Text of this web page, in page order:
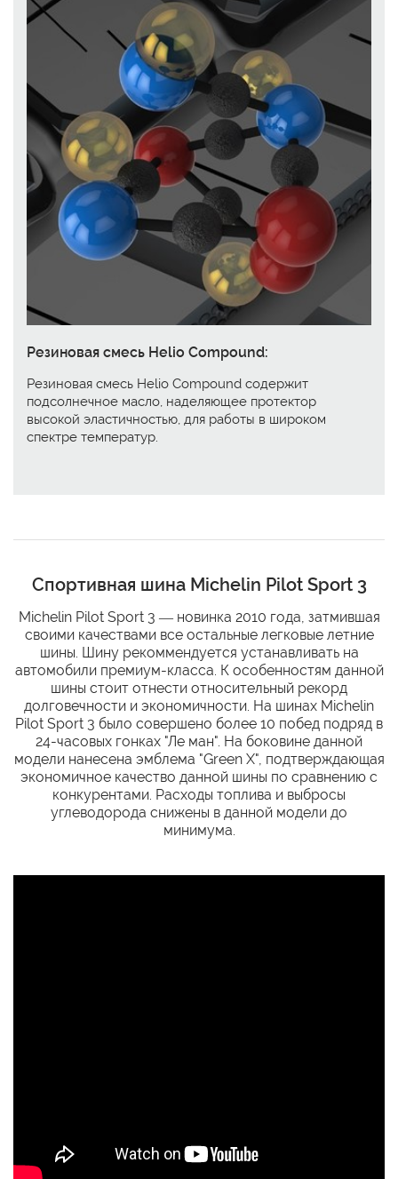
Резиновая смесь Helio Compound:
Резиновая смесь Helio Compound содержит
подсолнечное масло, наделяющее протектор
высокой эластичностью, для работы в широком
спектре температур.
Спортивная шина Michelin Pilot Sport 3
Michelin Pilot Sport 3 — новинка 2010 года, затмившая
своими качествами все остальные легковые летние
шины. Шину рекоммендуется устанавливать на
автомобили премиум-класса. К особенностям данной
шины стоит отнести относительный рекорд
долговечности и экономичности. На шинах Michelin
Pilot Sport 3 было совершено более 10 побед подряд в
24-часовых гонках "Ле ман". На боковине данной
модели нанесена эмблема "Green X", подтверждающая
экономичное качество данной шины по сравнению с
конкурентами. Расходы топлива и выбросы
углеводорода снижены в данной модели до
минимума.